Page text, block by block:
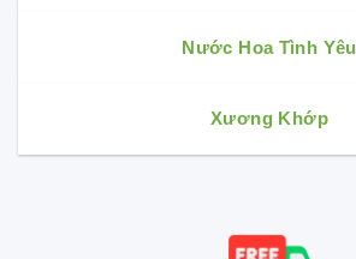
Nước Hoa Tình Yêu
Xương Khớp